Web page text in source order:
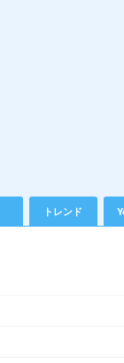
トレンド